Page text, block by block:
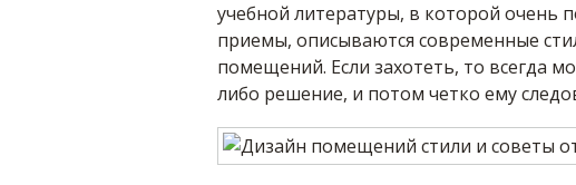
учебной литературы, в которой очень
приемы, описываются современные
помещений. Если захотеть, то всегда
либо решение, и потом четко ему